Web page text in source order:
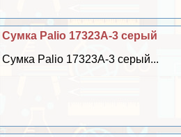
Сумка Palio 17323A-3 серый
Сумка Palio 17323A-3 серый...